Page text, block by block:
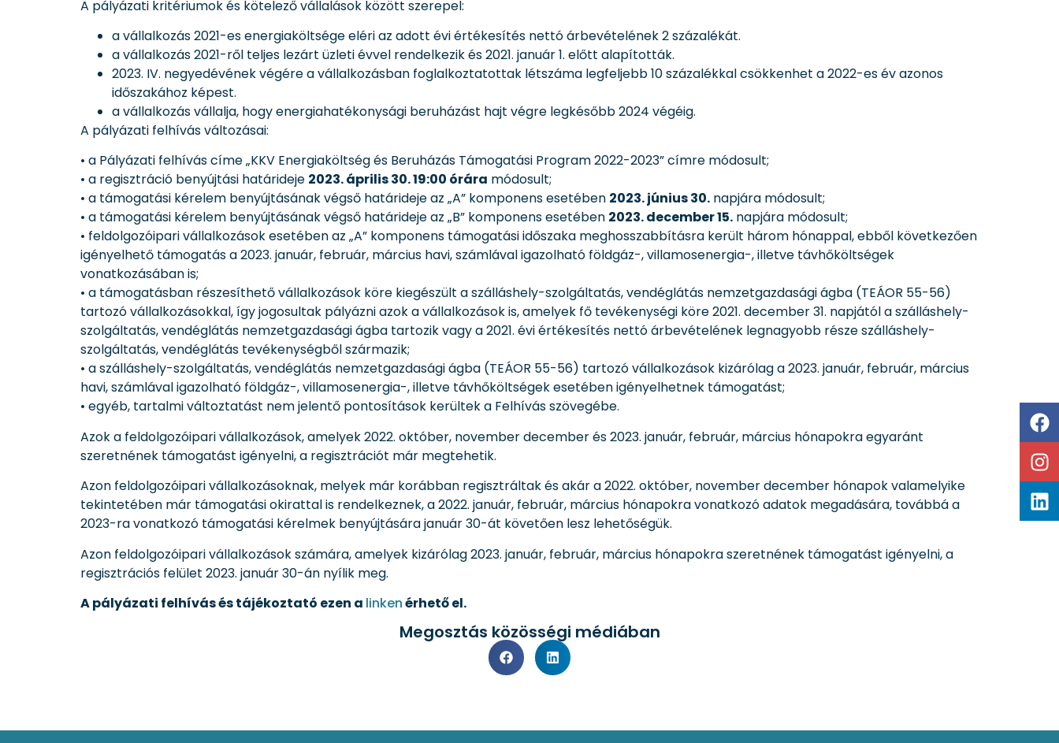
A pályázati kritériumok és kötelező vállalások között szerepel:
a vállalkozás 2021-es energiaköltsége eléri az adott évi értékesítés nettó árbevételének 2 százalékát.
a vállalkozás 2021-ről teljes lezárt üzleti évvel rendelkezik és 2021. január 1. előtt alapították.
2023. IV. negyedévének végére a vállalkozásban foglalkoztatottak létszáma legfeljebb 10 százalékkal csökkenhet a 2022-es év azonos
időszakához képest.
a vállalkozás vállalja, hogy energiahatékonysági beruházást hajt végre legkésőbb 2024 végéig.
A pályázati felhívás változásai:
• a Pályázati felhívás címe „KKV Energiaköltség és Beruházás Támogatási Program 2022-2023” címre módosult;
• a regisztráció benyújtási határideje 2023. április 30. 19:00 órára módosult;
• a támogatási kérelem benyújtásának végső határideje az „A” komponens esetében 2023. június 30. napjára módosult;
• a támogatási kérelem benyújtásának végső határideje az „B” komponens esetében 2023. december 15. napjára módosult;
• feldolgozóipari vállalkozások esetében az „A” komponens támogatási időszaka meghosszabbításra került három hónappal, ebből következően
igényelhető támogatás a 2023. január, február, március havi, számlával igazolható földgáz-, villamosenergia-, illetve távhőköltségek
vonatkozásában is;
• a támogatásban részesíthető vállalkozások köre kiegészült a szálláshely-szolgáltatás, vendéglátás nemzetgazdasági ágba (TEÁOR 55-56)
tartozó vállalkozásokkal, így jogosultak pályázni azok a vállalkozások is, amelyek fő tevékenységi köre 2021. december 31. napjától a szálláshely-
szolgáltatás, vendéglátás nemzetgazdasági ágba tartozik vagy a 2021. évi értékesítés nettó árbevételének legnagyobb része szálláshely-
szolgáltatás, vendéglátás tevékenységből származik;
• a szálláshely-szolgáltatás, vendéglátás nemzetgazdasági ágba (TEÁOR 55-56) tartozó vállalkozások kizárólag a 2023. január, február, március
havi, számlával igazolható földgáz-, villamosenergia-, illetve távhőköltségek esetében igényelhetnek támogatást;
• egyéb, tartalmi változtatást nem jelentő pontosítások kerültek a Felhívás szövegébe.
Azok a feldolgozóipari vállalkozások, amelyek 2022. október, november december és 2023. január, február, március hónapokra egyaránt
szeretnének támogatást igényelni, a regisztrációt már megtehetik.
Azon feldolgozóipari vállalkozásoknak, melyek már korábban regisztráltak és akár a 2022. október, november december hónapok valamelyike
tekintetében már támogatási okirattal is rendelkeznek, a 2022. január, február, március hónapokra vonatkozó adatok megadására, továbbá a
2023-ra vonatkozó támogatási kérelmek benyújtására január 30-át követően lesz lehetőségük.
Azon feldolgozóipari vállalkozások számára, amelyek kizárólag 2023. január, február, március hónapokra szeretnének támogatást igényelni, a
regisztrációs felület 2023. január 30-án nyílik meg.
A pályázati felhívás és tájékoztató ezen a linkenérhető el.
Megosztás közösségi médiában